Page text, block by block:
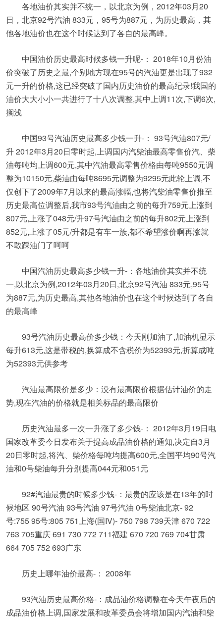
各地油价其实并不统一，以北京为例，2012年03月20
日，北京92号汽油 833元，95号为887元，为历史最高，其
他各地油价也在这个时候达到了各自的最高峰。
中国油价历史最高时候多钱一升呢-： 2018年10月份油
价突破了历史之最,个别地方现在95号的汽油更是出现了932
元一升的价格,这已经突破了国内历史油价的最高纪录!我国的
油价大大小小一共进行了十八次调整,其中上调11次,下调6次,
搁浅
中国93号汽油历史最高多少钱一升-： 93号汽油807元/
升 2012年3月20日零时起,上调国内汽柴油最高零售价汽、柴
油每吨均上调600元,其中汽油最高零售价格由每吨9550元调
整为10150元,柴油由每吨8695元调整为9295元此轮上调,不
仅创下了2009年7月以来的最高涨幅,也将汽柴油零售价推至
历史最高位调整后,我市93号汽油由之前的每升759元上涨到
807元,上涨了048元/升97号汽油由之前的每升802元上涨到
852元,上涨了05元/升都是有车一族,都不希望涨价啊再涨就
不敢踩油门了呵呵
中国汽油历史最高多少钱一升-：各地油价其实并不统
一,以北京为例,2012年03月20日,北京92号汽油 833元,95号
为887元,为历史最高,其他各地油价也在这个时候达到了各自
的最高峰
93号汽油历史最高价多少钱：今天刚加油了,加油机显示
每升613元,这是带税的,换算成不含税价为52393元,折算成吨
为52393元供参考
汽油最高限价是多少：没有最高限价根据估计油价的走
势,现在汽油的价格就是相关标品的最高限价
历史汽油最多一次一升涨了多少钱-： 2012年3月19日电
国家改革委今日发布关于提高成品油价格的通知,决定自3月
20日零时起,将汽、柴价格每吨均提高600元,全国平均90号汽
油和0号柴油每升分别提高044元和051元
92#汽油最贵的时候多少钱-：最贵的应该是在13年的时
候地区 90号汽油 93号汽油 97号汽油 0号柴油北京- 92
号:755 95号:805 751上海(国IV)- 750 798 739天津 670 722
763 705重庆 691 730 772 711福建 670 720 769 704甘肃
664 705 752 693广东
历史上哪年油价最高-： 2008年
93汽油历史最高价格-：成品油价格调整在今天午夜后的
成品油价格上调,国家发展和改革委员会将增加国内汽油和柴